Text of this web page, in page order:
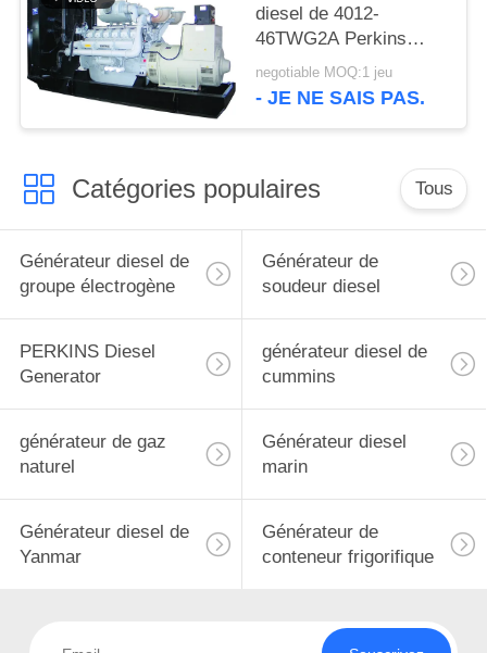
diesel de 4012-
46TWG2A Perkins
1000kw avec
l'alternateur de
negotiable MOQ:1 jeu
- JE NE SAIS PAS.
Catégories populaires Tous
Générateur diesel de
groupe électrogène
Générateur de
soudeur diesel
PERKINS Diesel
Generator
générateur diesel de
cummins
générateur de gaz
naturel
Générateur diesel
marin
Générateur diesel de
Yanmar
Générateur de
conteneur frigorifique